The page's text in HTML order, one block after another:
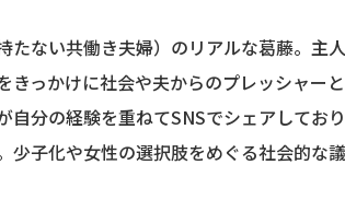
たない共働き夫婦）のリアルな葛藤。主
きっかけに社会や夫からのプレッシャー
自分の経験を重ねてSNSでシェアしてお
少子化や女性の選択肢をめぐる社会的な